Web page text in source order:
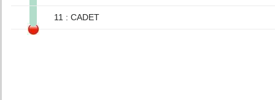
11 : CADET